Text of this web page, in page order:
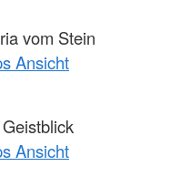
vom Stein
Ansicht
Ansicht